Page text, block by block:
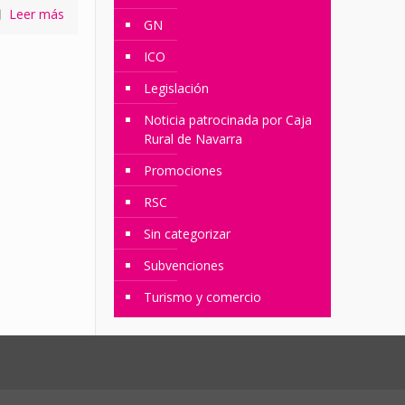
Leer más
GN
ICO
Legislación
Noticia patrocinada por Caja
Rural de Navarra
Promociones
RSC
Sin categorizar
Subvenciones
Turismo y comercio